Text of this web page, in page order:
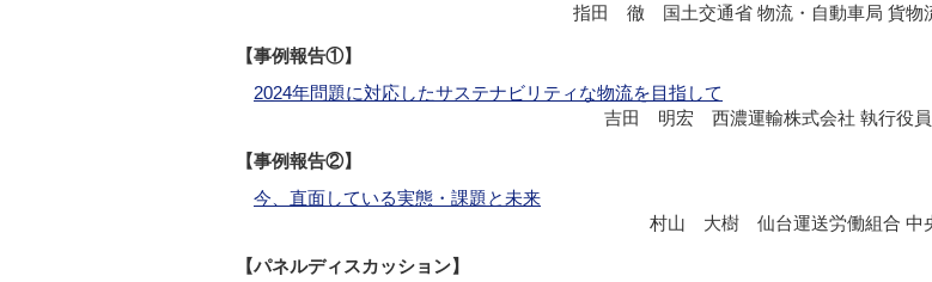
指田 徹 国土交通省 物流・自動車局 貨物
【事例報告①】
2024年問題に対応したサステナビリティな物流を目指して
吉田 明宏 西濃運輸株式会社 執行役員
【事例報告②】
今、直面している実態・課題と未来
村山 大樹 仙台運送労働組合 中
【パネルディスカッション】